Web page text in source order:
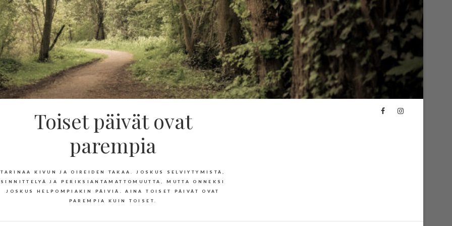
Toiset päivät ovat
parempia
TARINAA KIVUN JA OIREIDEN TAKAA. JOSKUS SELVIYTYMISTÄ,
SINNITTELYÄ JA PERIKSIANTAMATTOMUUTTA, MUTTA ONNEKSI
JOSKUS HELPOMPIAKIN PÄIVIÄ. AINA TOISET PÄIVÄT OVAT
PAREMPIA KUIN TOISET.